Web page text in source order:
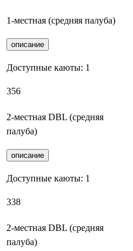
1-местная (средняя палуба)
описание
Доступные каюты: 1
356
2-местная DBL (средняя
палуба)
описание
Доступные каюты: 1
338
2-местная DBL (средняя
палуба)